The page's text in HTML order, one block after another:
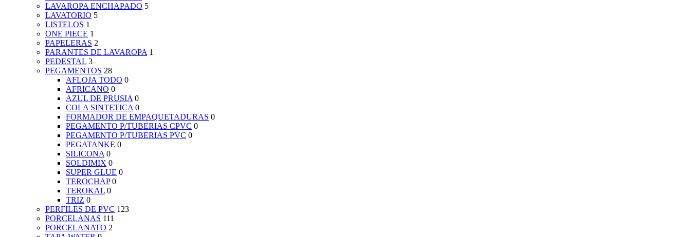
LAVAROPA ENCHAPADO 5
LAVATORIO 5
LISTELOS 1
ONE PIECE 1
PAPELERAS 2
PARANTES DE LAVAROPA 1
PEDESTAL 3
PEGAMENTOS 28
AFLOJA TODO 0
AFRICANO 0
AZUL DE PRUSIA 0
COLA SINTETICA 0
FORMADOR DE EMPAQUETADURAS 0
PEGAMENTO P/TUBERIAS CPVC 0
PEGAMENTO P/TUBERIAS PVC 0
PEGATANKE 0
SILICONA 0
SOLDIMIX 0
SUPER GLUE 0
TEROCHAP 0
TEROKAL 0
TRIZ 0
PERFILES DE PVC 123
PORCELANAS 111
PORCELANATO 2